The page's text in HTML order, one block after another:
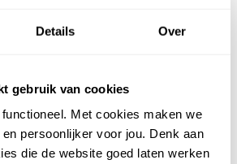
Details Over
gebruik van cookies
Met cookies maken we
persoonlijker voor jou. Denk aan
die de website goed laten werken